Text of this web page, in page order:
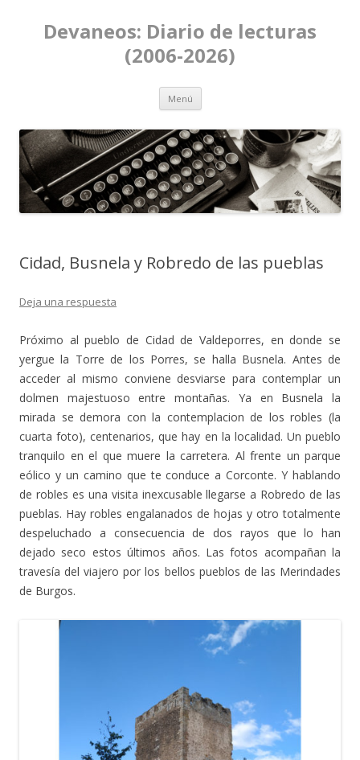
Devaneos: Diario de lecturas
(2006-2026)
Menú Ir al contenido
Cidad, Busnela y Robredo de las pueblas
Deja una respuesta
Próximo al pueblo de Cidad de Valdeporres, en donde se
yergue la Torre de los Porres, se halla Busnela. Antes de
acceder al mismo conviene desviarse para contemplar un
dolmen majestuoso entre montañas. Ya en Busnela la
mirada se demora con la contemplacion de los robles (la
cuarta foto), centenarios, que hay en la localidad. Un pueblo
tranquilo en el que muere la carretera. Al frente un parque
eólico y un camino que te conduce a Corconte. Y hablando
de robles es una visita inexcusable llegarse a Robredo de las
pueblas. Hay robles engalanados de hojas y otro totalmente
despeluchado a consecuencia de dos rayos que lo han
dejado seco estos últimos años. Las fotos acompañan la
travesía del viajero por los bellos pueblos de las Merindades
de Burgos.